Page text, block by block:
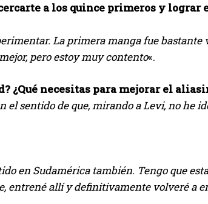
a los quince primeros y lograr
La primera manga fue bastante
pero estoy muy contento«.
¿Qué necesitas para mejorar el
sentido de que, mirando a Levi, no he
en Sudamérica también. Tengo que
entrené allí y definitivamente volveré a